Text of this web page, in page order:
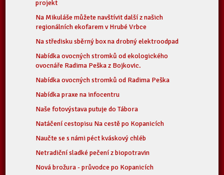
projekt
Na Mikuláše můžete navštívit další z našich
regionálních ekofarem v Hrubé Vrbce
Na středisku sběrný box na drobný elektroodpad
Nabídka ovocných stromků od ekologického
ovocnáře Radima Peška z Bojkovic.
Nabídka ovocných stromků od Radima Peška
Nabídka praxe na infocentru
Naše fotovýstava putuje do Tábora
Natáčení cestopisu Na cestě po Kopanicích
Naučte se s námi péct kváskový chléb
Netradiční sladké pečení z biopotravin
Nová brožura - průvodce po Kopanicích